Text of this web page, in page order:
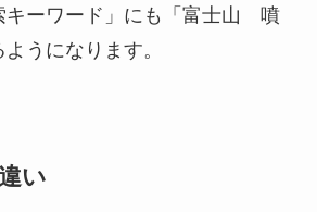
キーワード」にも「富士山 噴
うになります。
い